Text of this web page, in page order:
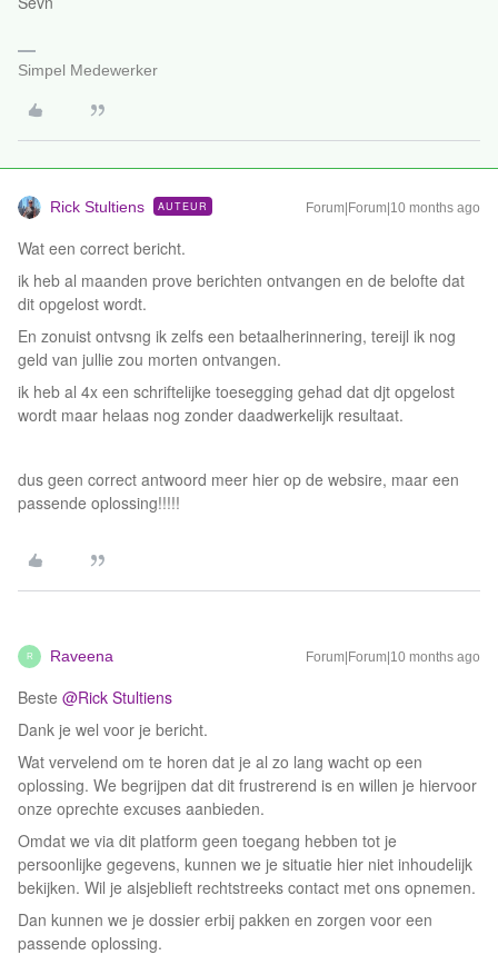
Simpel Medewerker
Rick Stultiens AUTEUR Forum|Forum|10 months ago
Wat een correct bericht.
ik heb al maanden prove berichten ontvangen en de belofte dat
dit opgelost wordt.
En zonuist ontvsng ik zelfs een betaalherinnering, tereijl ik nog
geld van jullie zou morten ontvangen.
ik heb al 4x een schriftelijke toesegging gehad dat djt opgelost
wordt maar helaas nog zonder daadwerkelijk resultaat.
dus geen correct antwoord meer hier op de websire, maar een
passende oplossing!!!!!
R Raveena Forum|Forum|10 months ago
Beste ​ @Rick Stultiens
Dank je wel voor je bericht.
Wat vervelend om te horen dat je al zo lang wacht op een
oplossing. We begrijpen dat dit frustrerend is en willen je hiervoor
onze oprechte excuses aanbieden.
Omdat we via dit platform geen toegang hebben tot je
persoonlijke gegevens, kunnen we je situatie hier niet inhoudelijk
bekijken. Wil je alsjeblieft rechtstreeks contact met ons opnemen.
Dan kunnen we je dossier erbij pakken en zorgen voor een
passende oplossing.